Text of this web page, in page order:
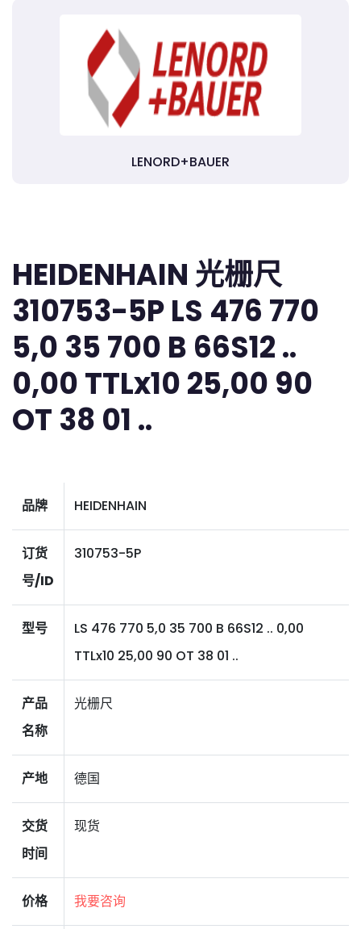
LENORD+BAUER
HEIDENHAIN 光栅尺
310753-5P LS 476 770
5,0 35 700 B 66S12 ..
0,00 TTLx10 25,00 90
OT 38 01 ..
品牌 HEIDENHAIN
订货
号/ID
310753-5P
型号
LS 476 770 5,0 35 700 B 66S12 .. 0,00
TTLx10 25,00 90 OT 38 01 ..
产品
名称
光栅尺
产地 德国
交货
时间
现货
价格 我要咨询